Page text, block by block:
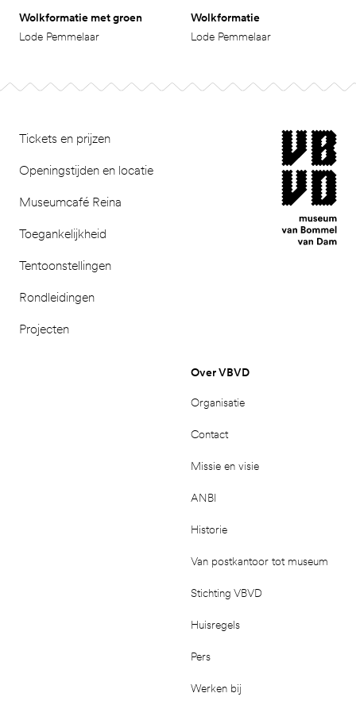
Wolkformatie met groen
Lode Pemmelaar
Wolkformatie
Lode Pemmelaar
Tickets en prijzen
Openingstijden en locatie
Museumcafé Reina
Toegankelijkheid
Tentoonstellingen
Rondleidingen
Projecten
museum van
Over VBVD
Organisatie
Contact
Missie en visie
ANBI
Historie
Van postkantoor tot museum
Stichting VBVD
Huisregels
Pers
Werken bij